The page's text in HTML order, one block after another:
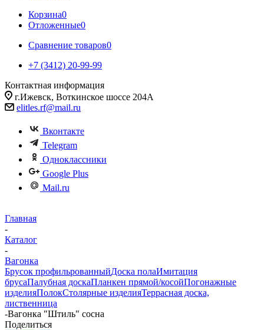
Корзина0
Отложенные0
Сравнение товаров0
+7 (3412) 20-99-99
Контактная информация
г.Ижевск, Воткинское шоссе 204А
elitles.rf@mail.ru
Вконтакте
Telegram
Одноклассники
Google Plus
Mail.ru
Главная
-
Каталог
-
Вагонка
Брусок профильрованныйДоска полаИмитация
брусаПалубная доскаПланкен прямой/косойПогонажные
изделияПолокСтолярные изделияТеррасная доска,
лиственница
-Вагонка "Штиль" сосна
Поделиться